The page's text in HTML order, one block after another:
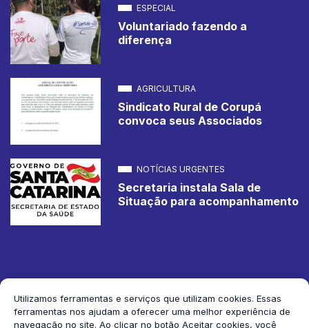
Utilizamos ferramentas e serviços que utilizam cookies. Essas
ferramentas nos ajudam a oferecer uma melhor experiência de
navegação no site. Ao clicar no botão Aceitar cookies, você
ESPECIAL
Voluntariado fazendo a
diferença
AGRICULTURA
Sindicato Rural de Corupá
convoca seus Associados
NOTÍCIAS URGENTES
Secretaria instala Sala de
Situação para acompanhamento
2026 Jornal de Corupá. Todos os direitos reservados.